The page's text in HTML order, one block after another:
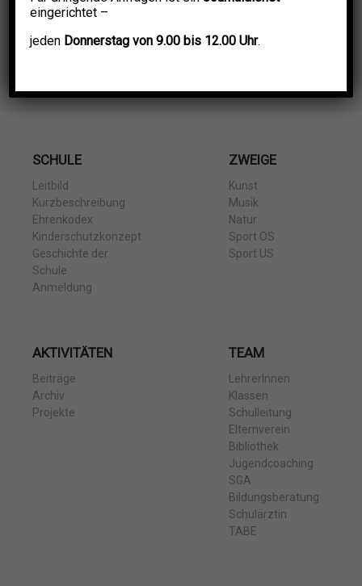
SCHULE
Leitbild
Kurzbeschreibung
Ehrenkodex
Kinderschutzkonzept
Geschichte der
Schule
Anmeldung
ZWEIGE
Kunst
Musik
Natur
Sport OS
Sport US
AKTIVITÄTEN
Beiträge
Archiv
Projekte
TEAM
LehrerInnen
Klassen
Schulleitung
Elternverein
Bibliothek
Jugendcoaching
SGA
Bildungsberatung
Schulärztin
TABE
eingerichtet –
jeden Donnerstag von 9.00 bis 12.00 Uhr.